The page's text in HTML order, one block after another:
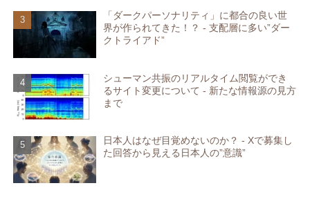
「ダークパーソナリティ」に都合の良い世
界が作られてきた！？ - 支配層に多い”ダー
クトライアド”
シューマン共振のリアルタイム閲覧ができ
るサイト変更について - 新たな情報源の見方
まで
日本人はなぜ目覚めないのか？ - Xで募集し
た回答から見える日本人の”意識”